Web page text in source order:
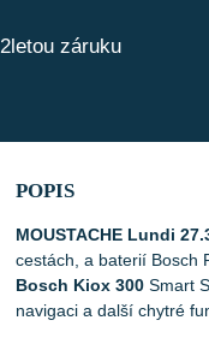
2letou záruku
POPIS
MOUSTACHE Lundi
cestách, a baterií Bosch
Bosch Kiox 300 Smart
navigaci a další chytré